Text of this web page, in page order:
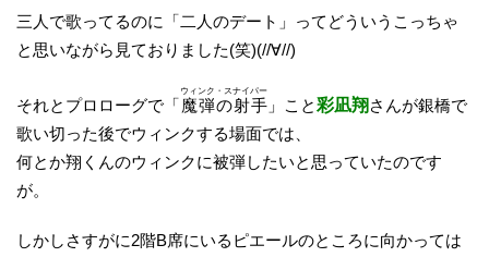
三人で歌ってるのに「二人のデート」ってどういうこっちゃ
と思いながら見ておりました(笑)(//∀//)
それとプロローグで「魔弾の射手
ウィンク・スナイパー
」こと彩凪翔 さんが銀橋で
歌い切った後でウィンクする場面では、
何とか翔くんのウィンクに被弾したいと思っていたのです
が。
しかしさすがに2階B席にいるピエールのところに向かっては